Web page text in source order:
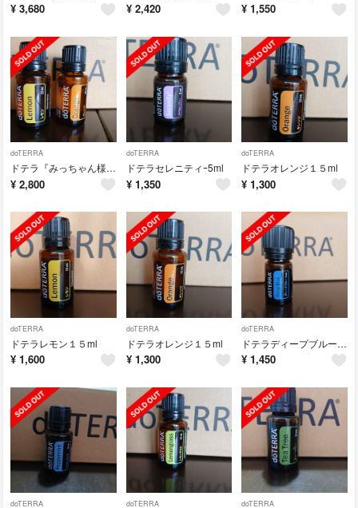
¥ 3,680 ¥ 2,420 ¥ 1,550
doTERRA
ドテラ『みっちゃん様』専用ページ‼️
¥ 2,800
doTERRA
ドテラセレニティｰ5ml
¥ 1,350
doTERRA
ドテラオレンジ１５ml
¥ 1,300
doTERRA
ドテラレモン１５ml
¥ 1,600
doTERRA
ドテラオレンジ１５ml
¥ 1,300
doTERRA
ドテラディープブルー５ml
¥ 1,450
doTERRA doTERRA doTERRA